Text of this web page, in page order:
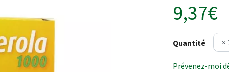
9,37€
Quantité
Prévenez-moi